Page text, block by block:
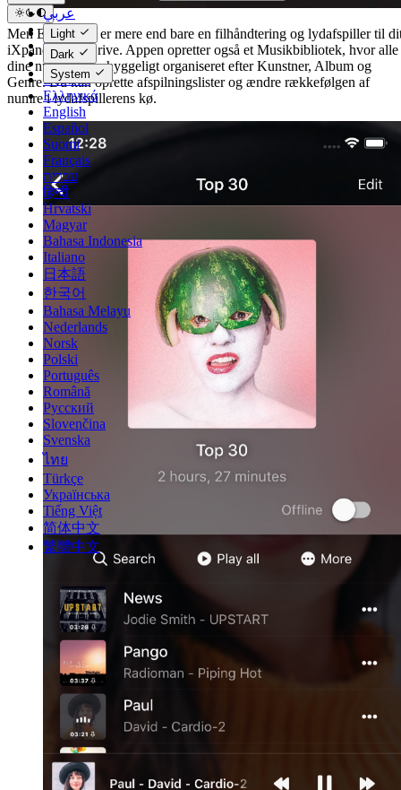
عربي
Català
Čeština
Dansk
Deutsch
Ελληνικά
English
Español
Suomi
Français
עברית
हिन्दी
Hrvatski
Magyar
Bahasa Indonesia
Italiano
日本語
한국어
Bahasa Melayu
Nederlands
Norsk
Polski
Português
Română
Русский
Slovenčina
Svenska
ไทย
Türkçe
Українська
Tiếng Việt
简体中文
繁體中文
Light
Dark
System
Men Evermusic er mere end bare en filhåndtering og lydafspiller til
iXpand Flash Drive. Appen opretter også et Musikbibliotek, hvor alle
dine numre er omhyggeligt organiseret efter Kunstner, Album og
Genre. Du kan oprette afspilningslister og ændre rækkefølgen af
numre i lydafspillerens kø.